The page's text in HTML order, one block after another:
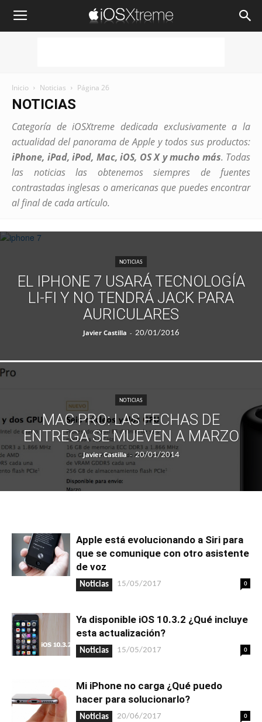
iOSXtreme
Inicio Noticias Página 26
NOTICIAS
Categoría de iOSXtreme dedicada exclusivamente a la
actualidad del panorama de Apple y todos sus productos:
iPhone, iPad, iPod, Mac, iOS, OS X y mucho más. Todas
las noticias las obtenemos siempres de fuentes
contrastadas inglesas o americanas que puedes encontrar
al final de cada artículo.
NOTICIAS
EL IPHONE 7 USARÁ TECNOLOGÍA
LI-FI Y NO TENDRÁ JACK PARA
AURICULARES
Javier Castilla - 20/01/2016
NOTICIAS
MAC PRO: LAS FECHAS DE
ENTREGA SE MUEVEN A MARZO
Javier Castilla - 20/01/2014
Apple está evolucionando a Siri para
que se comunique con otro asistente
de voz
Noticias 15/05/2017 0
Ya disponible iOS 10.3.2 ¿Qué incluye
esta actualización?
Noticias 15/05/2017 0
Mi iPhone no carga ¿Qué puedo
hacer para solucionarlo?
Noticias 20/06/2017 0